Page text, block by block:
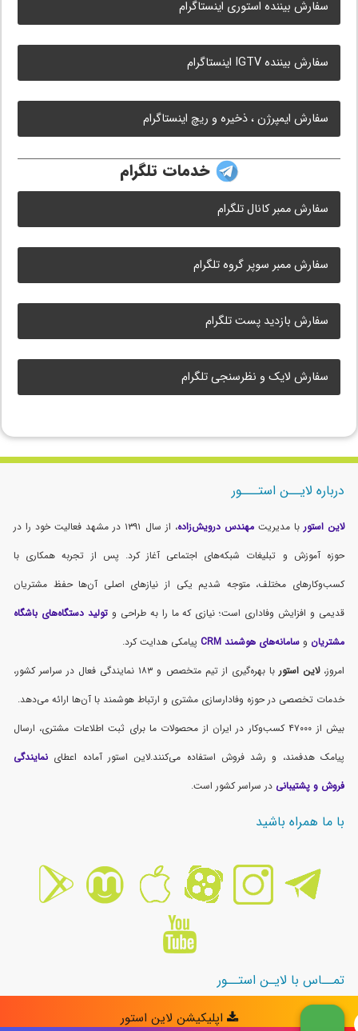
سفارش بیننده استوری اینستاگرام
سفارش بیننده IGTV اینستاگرام
سفارش ایمپرژن ، ذخیره و ریچ اینستاگرام
خدمات تلگرام
سفارش ممبر کانال تلگرام
سفارش ممبر سوپر گروه تلگرام
سفارش بازدید پست تلگرام
سفارش لایک و نظرسنجی تلگرام